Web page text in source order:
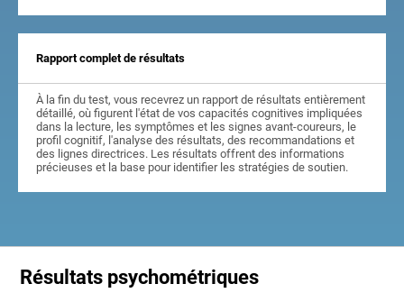
Rapport complet de résultats
À la fin du test, vous recevrez un rapport de résultats entièrement
détaillé, où figurent l'état de vos capacités cognitives impliquées
dans la lecture, les symptômes et les signes avant-coureurs, le
profil cognitif, l'analyse des résultats, des recommandations et
des lignes directrices. Les résultats offrent des informations
précieuses et la base pour identifier les stratégies de soutien.
Résultats psychométriques